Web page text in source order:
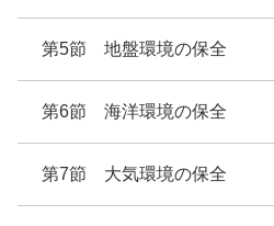
第5節 地盤環境の保全
第6節 海洋環境の保全
第7節 大気環境の保全